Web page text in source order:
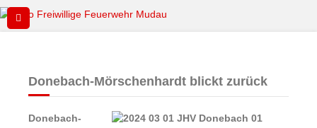
Donebach-Mörschenhardt blickt zurück
Donebach-